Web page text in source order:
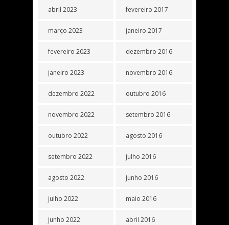
abril 2023
março 2023
fevereiro 2023
janeiro 2023
dezembro 2022
novembro 2022
outubro 2022
setembro 2022
agosto 2022
julho 2022
junho 2022
fevereiro 2017
janeiro 2017
dezembro 2016
novembro 2016
outubro 2016
setembro 2016
agosto 2016
julho 2016
junho 2016
maio 2016
abril 2016